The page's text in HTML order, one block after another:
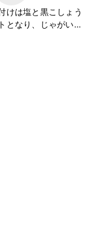
けは塩と黒こしょう
となり、じゃがいも
る一品です。簡単に